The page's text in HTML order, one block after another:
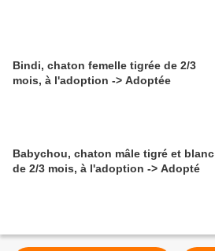
Bindi, chaton femelle tigrée de 2/3
mois, à l'adoption -> Adoptée
Babychou, chaton mâle tigré et blanc
de 2/3 mois, à l'adoption -> Adopté